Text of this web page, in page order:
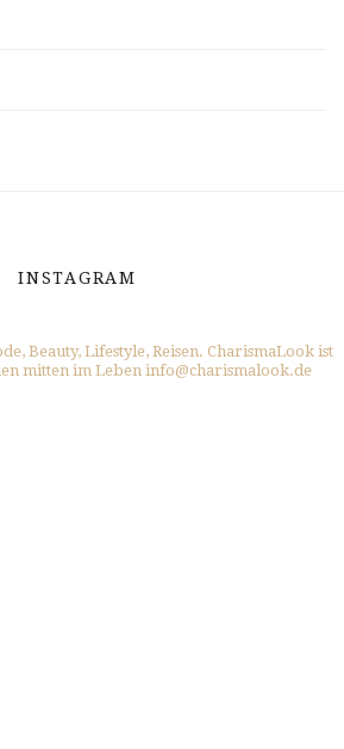
INSTAGRAM
Beauty, Lifestyle, Reisen. CharismaLook ist
mitten im Leben info@charismalook.de